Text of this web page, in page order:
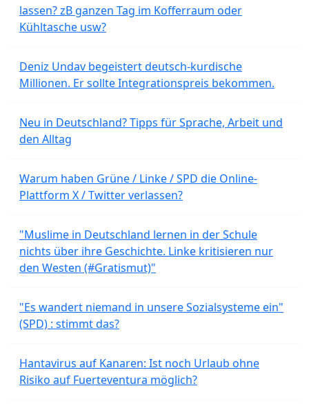
lassen? zB ganzen Tag im Kofferraum oder
Kühltasche usw?
Deniz Undav begeistert deutsch-kurdische
Millionen. Er sollte Integrationspreis bekommen.
Neu in Deutschland? Tipps für Sprache, Arbeit und
den Alltag
Warum haben Grüne / Linke / SPD die Online-
Plattform X / Twitter verlassen?
"Muslime in Deutschland lernen in der Schule
nichts über ihre Geschichte. Linke kritisieren nur
den Westen (#Gratismut)"
"Es wandert niemand in unsere Sozialsysteme ein"
(SPD) : stimmt das?
Hantavirus auf Kanaren: Ist noch Urlaub ohne
Risiko auf Fuerteventura möglich?